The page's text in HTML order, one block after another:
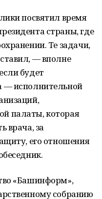
посвятил время
страны, где
Те задачи,
— вполне
будет
— исполнительной
палаты, которая
врача, за
его отношения
«Башинформ»,
собранию